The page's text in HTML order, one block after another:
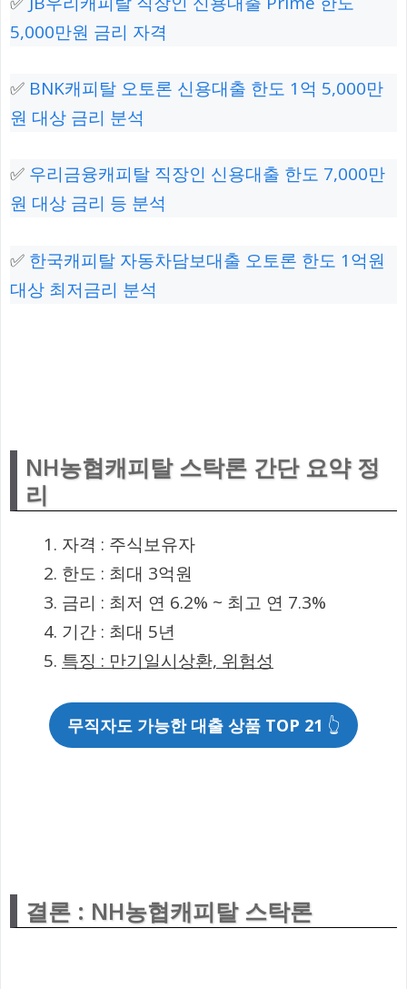
5,000만원 금리 자격
✅ BNK캐피탈 오토론 신용대출 한도 1억 5,000만
원 대상 금리 분석
✅ 우리금융캐피탈 직장인 신용대출 한도 7,000만
원 대상 금리 등 분석
✅ 한국캐피탈 자동차담보대출 오토론 한도 1억원
대상 최저금리 분석
NH농협캐피탈 스탁론 간단 요약 정
리
자격 : 주식보유자
한도 : 최대 3억원
금리 : 최저 연 6.2% ~ 최고 연 7.3%
기간 : 최대 5년
특징 : 만기일시상환, 위험성
무직자도 가능한 대출 상품 TOP 21 👆
결론 : NH농협캐피탈 스탁론